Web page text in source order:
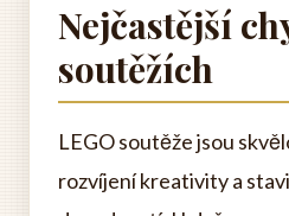
Nejčastější
soutěžích
LEGO soutěže jsou
rozvíjení kreativity a